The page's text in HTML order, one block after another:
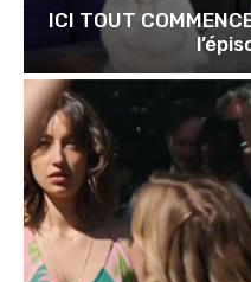
ICI TOUT